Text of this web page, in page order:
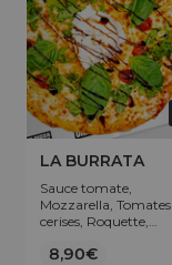
LA BURRATA
Sauce tomate,
Mozzarella, Tomates
cerises, Roquette,
(100g), Crème de
8,90€